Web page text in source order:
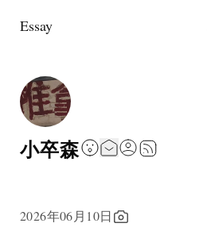
Essay
小卒森
2026年06月10日